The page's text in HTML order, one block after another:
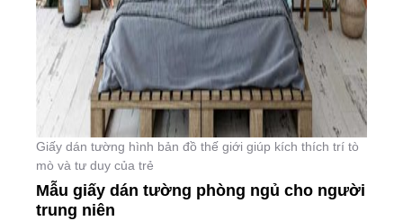
Giấy dán tường hình bản đồ thế giới giúp kích thích trí tò
mò và tư duy của trẻ
Mẫu giấy dán tường phòng ngủ cho người
trung niên